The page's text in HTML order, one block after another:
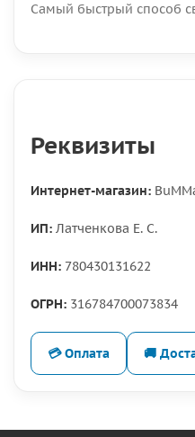
Самый быстрый способ
Реквизиты
Интернет-магазин:
ИП: Латченкова Е. С.
ИНН: 780430131622
ОГРН: 316784700073834
💳 Оплата 🚚